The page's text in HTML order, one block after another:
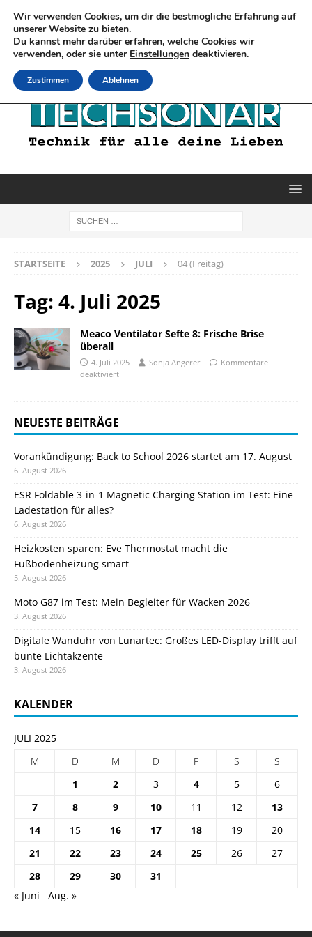
STARTSEITE 2025 JULI 04 (Freitag)
Tag: 4. Juli 2025
Meaco Ventilator Sefte 8: Frische Brise
überall
4. Juli 2025 Sonja Angerer
Kommentare
deaktiviert
NEUESTE BEITRÄGE
Vorankündigung: Back to School 2026 startet am 17. August
6. August 2026
ESR Foldable 3-in-1 Magnetic Charging Station im Test: Eine
Ladestation für alles?
6. August 2026
Heizkosten sparen: Eve Thermostat macht die
Fußbodenheizung smart
5. August 2026
Moto G87 im Test: Mein Begleiter für Wacken 2026
3. August 2026
Digitale Wanduhr von Lunartec: Großes LED-Display trifft auf
bunte Lichtakzente
3. August 2026
KALENDER
JULI 2025
M
D M D F S
S
1
2 3 4 5
6
7
8 9 10 11 12
13
14
15 16 17 18 19
20
21
22 23 24 25 26
27
28
29 30
31
« Juni
Aug. »
Wir verwenden Cookies, um dir die bestmögliche Erfahrung auf
unserer Website zu bieten.
Du kannst mehr darüber erfahren, welche Cookies wir
verwenden, oder sie unter Einstellungen deaktivieren.
Zustimmen Ablehnen